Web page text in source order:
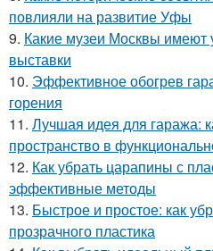
повлияли на развитие Уфы
9. Какие музеи Москвы
выставки
10. Эффективное обогрев
горения
11. Лучшая идея для гаража:
пространство в
12. Как убрать царапины с
эффективные методы
13. Быстрое и простое: как
прозрачного пластика